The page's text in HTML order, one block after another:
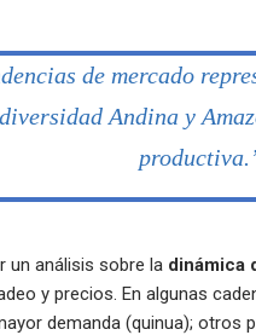
de mercado
Andina y
un análisis sobre la dinámica
y precios. En algunas
demanda (quinua); otros